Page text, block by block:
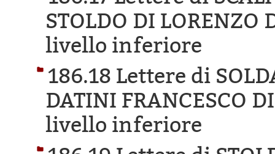
STOLDO DI LORENZO
livello inferiore
186.18 Lettere di
DATINI FRANCESCO
livello inferiore